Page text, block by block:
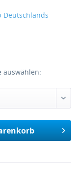
Deutschlands
auswählen: